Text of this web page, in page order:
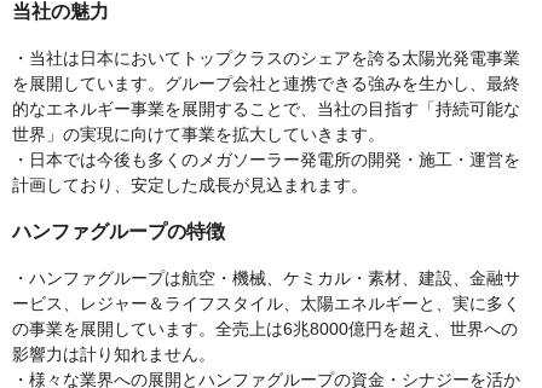
当社の魅力
・当社は日本においてトップクラスのシェアを誇る太陽光発電事業
を展開しています。グループ会社と連携できる強みを生かし、最終
的なエネルギー事業を展開することで、当社の目指す「持続可能な
世界」の実現に向けて事業を拡大していきます。
・日本では今後も多くのメガソーラー発電所の開発・施工・運営を
計画しており、安定した成長が見込まれます。
ハンファグループの特徴
・ハンファグループは航空・機械、ケミカル・素材、建設、金融サ
ービス、レジャー＆ライフスタイル、太陽エネルギーと、実に多く
の事業を展開しています。全売上は6兆8000億円を超え、世界への
影響力は計り知れません。
・様々な業界への展開とハンファグループの資金・シナジーを活か